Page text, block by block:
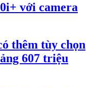
với camera
thêm tùy chọn
607 triệu